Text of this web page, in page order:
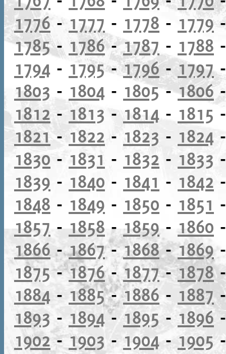
1776- 1777 - 1778 - 1779
1785- 1786-1787 - 1788
1794 - 1795-1796- 1797
1803 - 1804 - 1805-1806
1812 - 1813 - 1814 - 1815
1821- 1822 - 1823 - 1824
1830 - 1831 - 1832 - 1833
1839 - 1840 - 1841 - 1842
1848 - 1849 - 1850 - 1851
1857 - 1858 - 1859 - 1860
1866-1867-1868-1869
1875-1876-1877-1878
1884 - 1885-1886 - 1887
1893 - 1894- 1895-1896
1902-1903 - 1904-1905